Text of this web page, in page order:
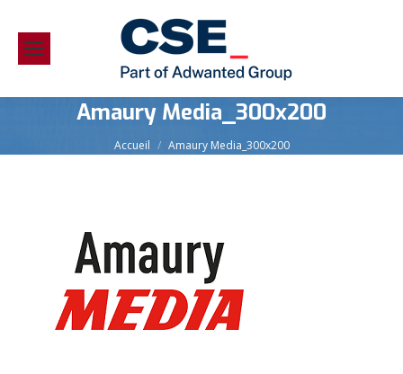
Amaury Media_300x200
Vous êtes ici :
Accueil Amaury Media_300x200